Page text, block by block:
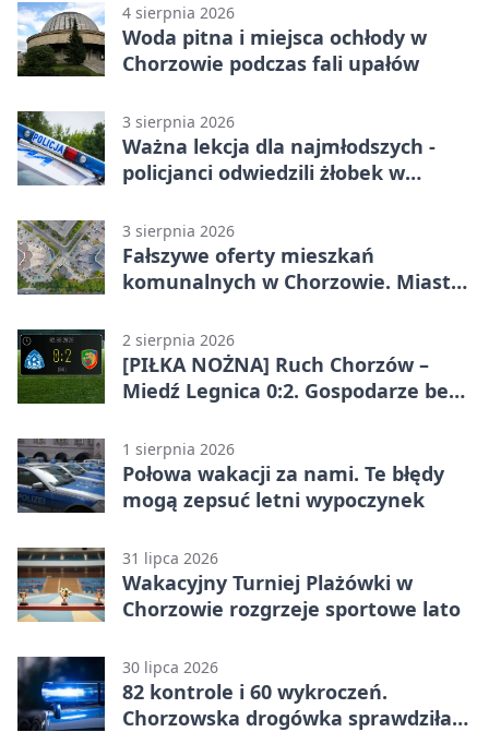
4 sierpnia 2026
Woda pitna i miejsca ochłody w
Chorzowie podczas fali upałów
3 sierpnia 2026
Ważna lekcja dla najmłodszych -
policjanci odwiedzili żłobek w
3 sierpnia 2026
Fałszywe oferty mieszkań
komunalnych w Chorzowie. Miasto
2 sierpnia 2026
[PIŁKA NOŻNA] Ruch Chorzów –
Miedź Legnica 0:2. Gospodarze bez
1 sierpnia 2026
Połowa wakacji za nami. Te błędy
mogą zepsuć letni wypoczynek
31 lipca 2026
Wakacyjny Turniej Plażówki w
Chorzowie rozgrzeje sportowe lato
30 lipca 2026
82 kontrole i 60 wykroczeń.
Chorzowska drogówka sprawdziła